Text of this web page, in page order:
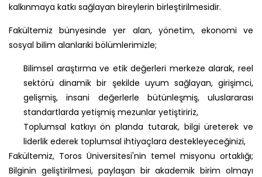
kalkınmaya katkı sağlayan bireylerin birleştirilmesidir.
Fakültemiz bünyesinde yer alan, yönetim, ekonomi ve
sosyal bilim alanlarıki bölümlerimizle;
Bilimsel araştırma ve etik değerleri merkeze alarak, reel
sektörü dinamik bir şekilde uyum sağlayan, girişimci,
gelişmiş, insani değerlerle bütünleşmiş, uluslararası
standartlarda yetişmiş mezunlar yetiştiririz,
Toplumsal katkıyı ön planda tutarak, bilgi üreterek ve
liderlik ederek toplumsal ihtiyaçlara destekleyeceğinizi,
Fakültemiz, Toros Üniversitesi'nin temel misyonu ortaklığı;
Bilginin geliştirilmesi, paylaşan bir akademik birim olmayı